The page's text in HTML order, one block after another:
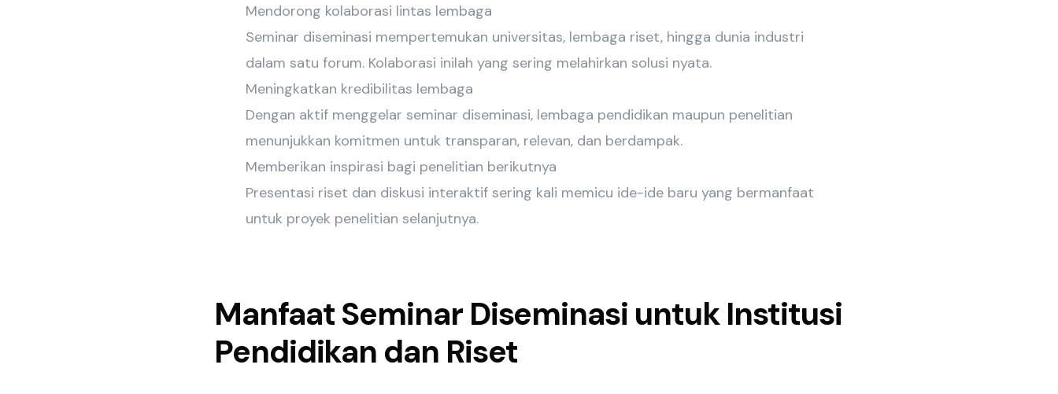
Mendorong kolaborasi lintas lembaga
Seminar diseminasi mempertemukan universitas, lembaga riset, hingga dunia industri
dalam satu forum. Kolaborasi inilah yang sering melahirkan solusi nyata.
Meningkatkan kredibilitas lembaga
Dengan aktif menggelar seminar diseminasi, lembaga pendidikan maupun penelitian
menunjukkan komitmen untuk transparan, relevan, dan berdampak.
Memberikan inspirasi bagi penelitian berikutnya
Presentasi riset dan diskusi interaktif sering kali memicu ide-ide baru yang bermanfaat
untuk proyek penelitian selanjutnya.
Manfaat Seminar Diseminasi untuk Institusi
Pendidikan dan Riset